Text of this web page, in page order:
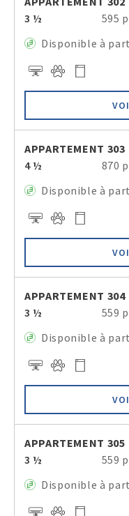
3 ½
595
Disponible à
APPARTEMENT 303
4 ½
870
Disponible à
APPARTEMENT 304
3 ½
559
Disponible à
APPARTEMENT 305
3 ½
559
Disponible à